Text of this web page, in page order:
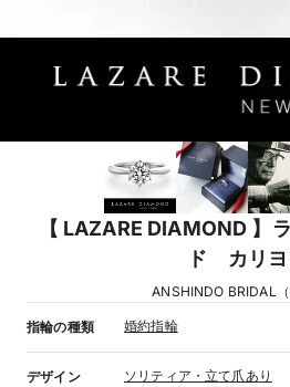
【 LAZARE DIAMOND 】
ド カリ
ANSHINDO BRIDAL（
指輪の種類 婚約指輪
デザイン ソリティア・立て爪あり